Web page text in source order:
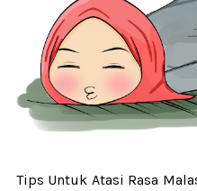
Tips Untuk Atasi Rasa